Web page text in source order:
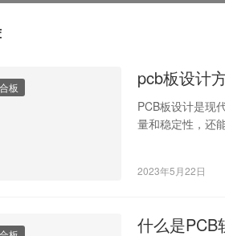
板 pcb板设计
PCB板设计是现
量和稳定性，还
2023年5月22日
什么是PCB